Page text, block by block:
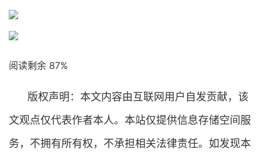
阅读剩余 87%
版权声明：本文内容由互联网用户自发贡献，该
文观点仅代表作者本人。本站仅提供信息存储空间服
务，不拥有所有权，不承担相关法律责任。如发现本